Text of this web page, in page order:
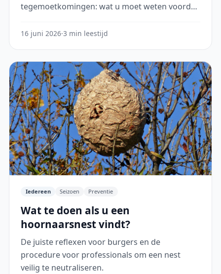
tegemoetkomingen: wat u moet weten voordat
16 juni 2026·3 min leestijd
Iedereen Seizoen Preventie
Wat te doen als u een
hoornaarsnest vindt?
De juiste reflexen voor burgers en de
procedure voor professionals om een nest
veilig te neutraliseren.